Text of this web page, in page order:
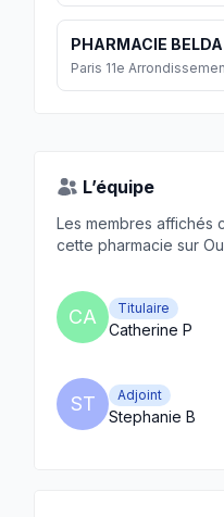
PHARMACIE BELDA
Paris 11e
L’équipe
Les membres affichés
cette pharmacie sur
CA Titulaire
Catherine P
ST Adjoint
Stephanie B